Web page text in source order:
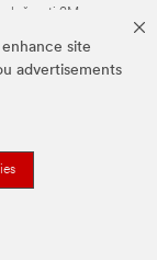
site
advertisements
3M.